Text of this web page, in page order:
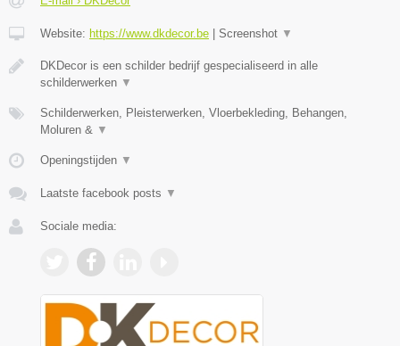
Website: https://www.dkdecor.be Screenshot ▼
DKDecor is een schilder bedrijf gespecialiseerd in alle
schilderwerken ▼
Schilderwerken, Pleisterwerken, Vloerbekleding, Behangen,
Moluren & ▼
Openingstijden ▼
Laatste facebook posts ▼
Sociale media: